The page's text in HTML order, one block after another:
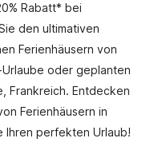
Rabatt* bei
den ultimativen
Ferienhäusern von
oder geplanten
Frankreich. Entdecken
Ferienhäusern in
Ihren perfekten Urlaub!